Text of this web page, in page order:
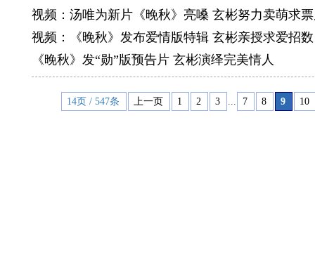
演员这
自己的人
最有自信
是睡出来
视频：汤唯为新片《晚秋》亮嗓 玄彬努力卖萌求
视频：《晚秋》发布爱情版特辑 玄彬亲授求爱招数
《晚秋》发“勋”版预告片 玄彬演绎完美情人
14页 / 547条 上一页 1 2 3 ... 7 8 9 10